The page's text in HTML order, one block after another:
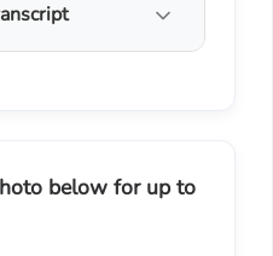
below for up to